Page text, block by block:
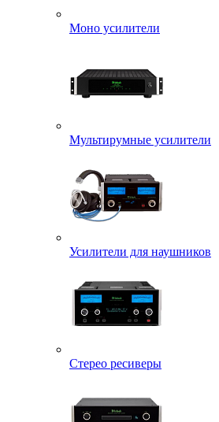
Моно усилители
Мультирумные усилители
Усилители для наушников
Стерео ресиверы